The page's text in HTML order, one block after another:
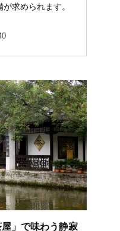
求められます。
」で味わう静寂